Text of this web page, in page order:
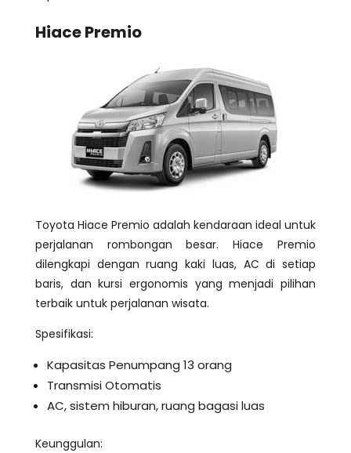
Hiace Premio
Toyota Hiace Premio adalah kendaraan ideal untuk
perjalanan rombongan besar. Hiace Premio
dilengkapi dengan ruang kaki luas, AC di setiap
baris, dan kursi ergonomis yang menjadi pilihan
terbaik untuk perjalanan wisata.
Spesifikasi:
Kapasitas Penumpang 13 orang
Transmisi Otomatis
AC, sistem hiburan, ruang bagasi luas
Keunggulan: